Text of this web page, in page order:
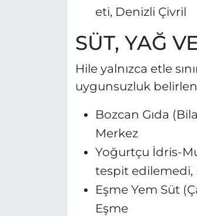
eti, Denizli Çivril
SÜT, YAĞ
Hile yalnızca etle
uygunsuzluk
Bozcan Gıda
Merkez
Yoğurtçu İdris-
tespit edilemedi,
Eşme Yem Süt
Eşme